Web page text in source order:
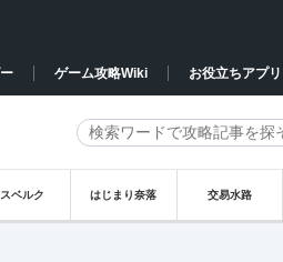
ゲーム攻略Wiki お役立ちアプリ
ベルク はじまり奈落 交易水路